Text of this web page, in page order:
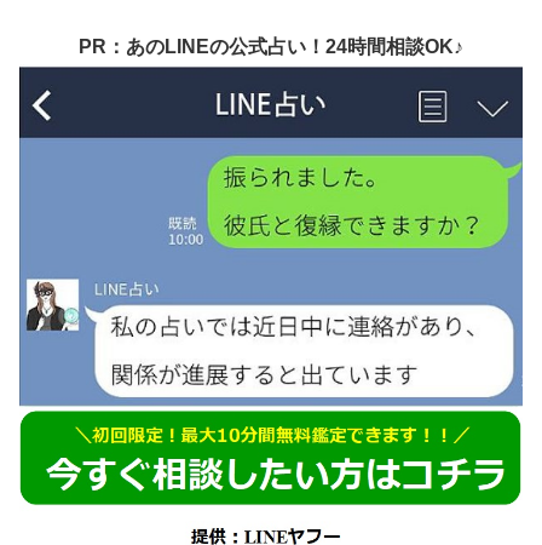
PR：あのLINEの公式占い！24時間相談OK♪